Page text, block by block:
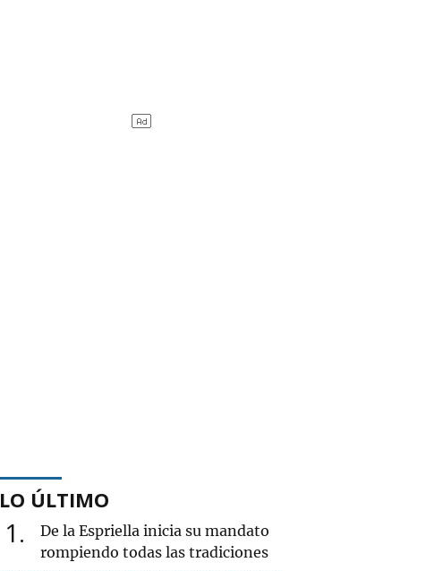
LO ÚLTIMO
1
De la Espriella inicia su mandato
rompiendo todas las tradiciones